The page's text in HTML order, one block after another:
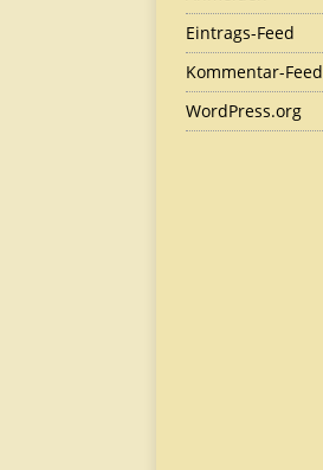
Eintrags-Feed
Kommentar-Feed
WordPress.org